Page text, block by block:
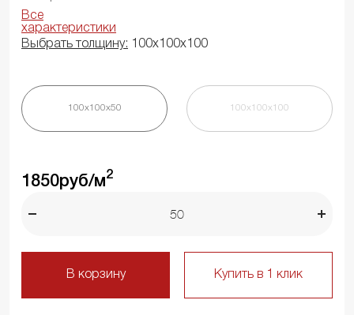
Все
характеристики
Выбрать толщину: 100х100х100
100х100х50 100х100х100
1850руб/м2
В корзину Купить в 1 клик